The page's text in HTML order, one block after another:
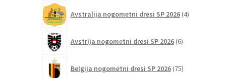
Avstralija nogometni dresi SP 2026 4izdelki
Avstrija nogometni dresi SP 2026 6izdelkov
Belgija nogometni dresi SP 2026 75izdelkov